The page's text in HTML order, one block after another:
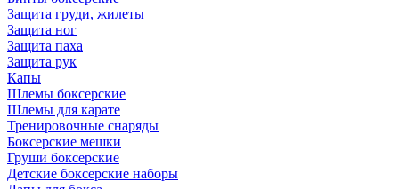
Защита груди, жилеты
Защита ног
Защита паха
Защита рук
Капы
Шлемы боксерские
Шлемы для карате
Тренировочные снаряды
Боксерские мешки
Груши боксерские
Детские боксерские наборы